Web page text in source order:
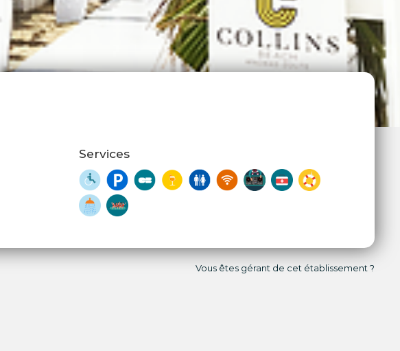
Services
Vous êtes gérant de cet établissement ?